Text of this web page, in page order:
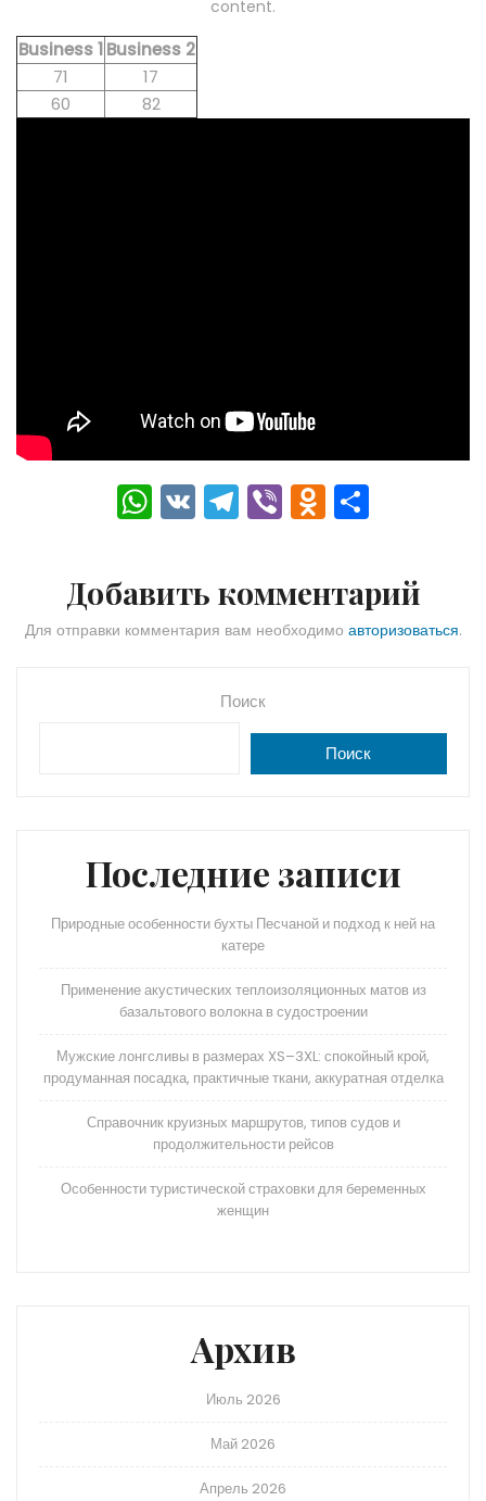
content.
Business 1Business 2
71
17
60
82
W
h
ts
A
V
K
T
el
gr
a
Vi
b
O
d
o
kl
s
ni
а
в
Добавить комментарий
Для отправки комментария вам необходимо авторизоваться.
Поиск
Поиск
Последние записи
Природные особенности бухты Песчаной и подход к ней на
катере
Применение акустических теплоизоляционных матов из
базальтового волокна в судостроении
Мужские лонгсливы в размерах XS–3XL: спокойный крой,
продуманная посадка, практичные ткани, аккуратная отделка
Справочник круизных маршрутов, типов судов и
продолжительности рейсов
Особенности туристической страховки для беременных
женщин
Архив
Июль 2026
Май 2026
Апрель 2026